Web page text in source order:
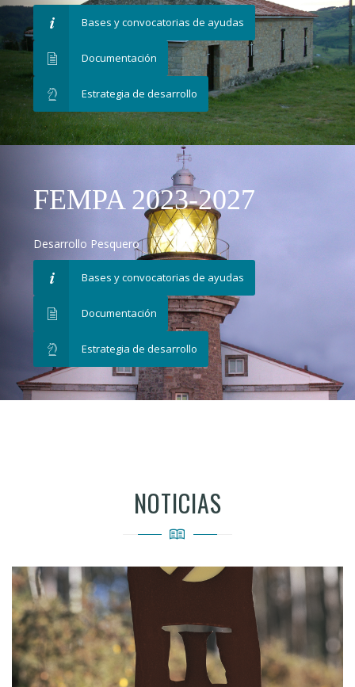
Bases y convocatorias de ayudas
Documentación
Estrategia de desarrollo
FEMPA 2023-2027
Desarrollo Pesquero
Bases y convocatorias de ayudas
Documentación
Estrategia de desarrollo
NOTICIAS